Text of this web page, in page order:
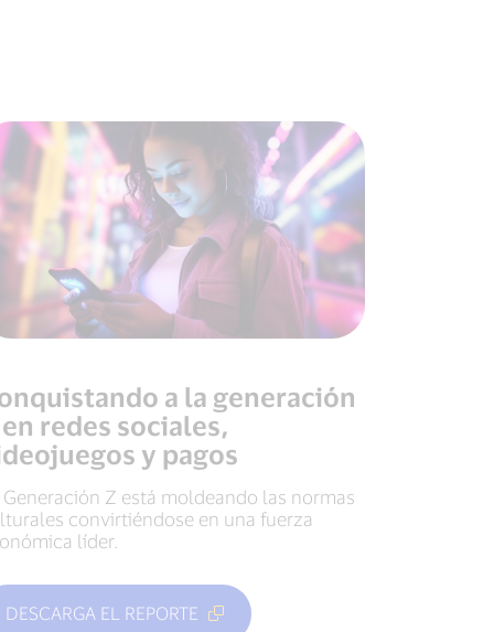
a la generación
redes sociales,
y pagos
Generación Z está moldeando las normas
convirtiéndose en una fuerza
líder.
DESCARGA EL REPORTE